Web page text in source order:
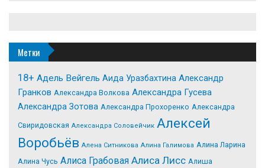
Метки
18+ Адель Вейгель Аида Уразбахтина Александр
Гранков Александра Волкова Александра Гусева
Александра Зотова Александра Прохоренко Александра
Свиридовская Александра Соловейчик Алексей
Воробьёв Алена Ситникова Алина Галимова Алина Ларина
Алина Чусь Алиса Грабовая Алиса Лисс Алиша